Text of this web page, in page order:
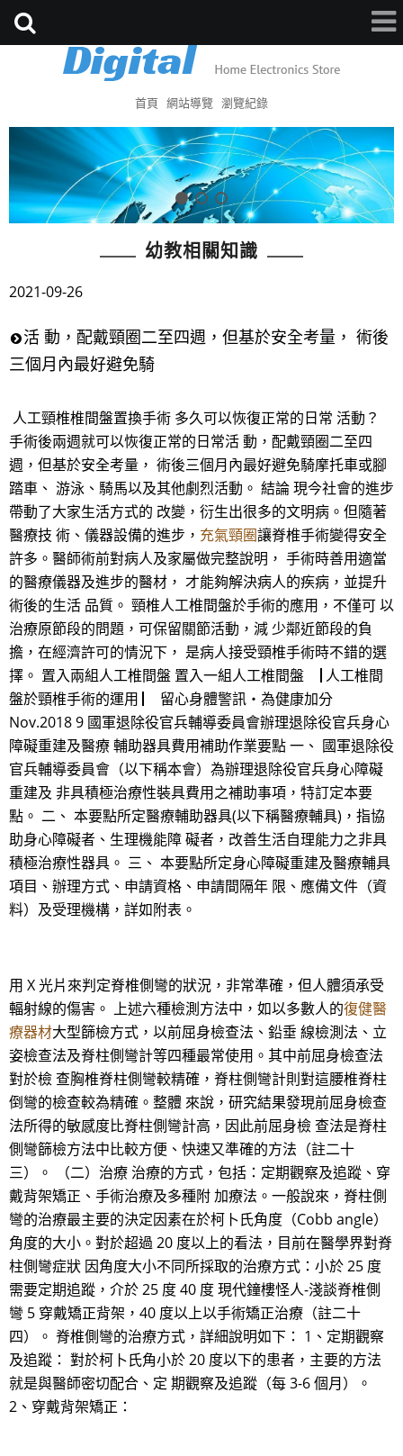
首頁 網站導覽 瀏覽紀錄
幼教相關知識
2021-09-26
活 動，配戴頸圈二至四週，但基於安全考量， 術後
三個月內最好避免騎
人工頸椎椎間盤置換手術 多久可以恢復正常的日常 活動？
手術後兩週就可以恢復正常的日常活 動，配戴頸圈二至四
週，但基於安全考量， 術後三個月內最好避免騎摩托車或腳
踏車、 游泳、騎馬以及其他劇烈活動。 結論 現今社會的進步
帶動了大家生活方式的 改變，衍生出很多的文明病。但隨著
醫療技 術、儀器設備的進步， 充氣頸圈讓脊椎手術變得安全
許多。醫師術前對病人及家屬做完整說明， 手術時善用適當
的醫療儀器及進步的醫材， 才能夠解決病人的疾病，並提升
術後的生活 品質。 頸椎人工椎間盤於手術的應用，不僅可 以
治療原節段的問題，可保留關節活動，減 少鄰近節段的負
擔，在經濟許可的情況下， 是病人接受頸椎手術時不錯的選
擇。 置入兩組人工椎間盤 置入一組人工椎間盤 ▕ 人工椎間
盤於頸椎手術的運用 ▏ 留心身體警訊‧為健康加分
Nov.2018 9 國軍退除役官兵輔導委員會辦理退除役官兵身心
障礙重建及醫療 輔助器具費用補助作業要點 一、 國軍退除役
官兵輔導委員會（以下稱本會）為辦理退除役官兵身心障礙
重建及 非具積極治療性裝具費用之補助事項，特訂定本要
點。 二、 本要點所定醫療輔助器具(以下稱醫療輔具)，指協
助身心障礙者、生理機能障 礙者，改善生活自理能力之非具
積極治療性器具。 三、 本要點所定身心障礙重建及醫療輔具
項目、辦理方式、申請資格、申請間隔年 限、應備文件（資
料）及受理機構，詳如附表。
用 X 光片來判定脊椎側彎的狀況，非常準確，但人體須承受
輻射線的傷害。 上述六種檢測方法中，如以多數人的復健醫
療器材大型篩檢方式，以前屈身檢查法、鉛垂 線檢測法、立
姿檢查法及脊柱側彎計等四種最常使用。其中前屈身檢查法
對於檢 查胸椎脊柱側彎較精確，脊柱側彎計則對這腰椎脊柱
倒彎的檢查較為精確。整體 來說，研究結果發現前屈身檢查
法所得的敏感度比脊柱側彎計高，因此前屈身檢 查法是脊柱
側彎篩檢方法中比較方便、快速又準確的方法（註二十
三）。 （二）治療 治療的方式，包括：定期觀察及追蹤、穿
戴背架矯正、手術治療及多種附 加療法。一般說來，脊柱側
彎的治療最主要的決定因素在於柯卜氏角度（Cobb angle）
角度的大小。對於超過 20 度以上的看法，目前在醫學界對脊
柱側彎症狀 因角度大小不同所採取的治療方式：小於 25 度
需要定期追蹤，介於 25 度 40 度 現代鐘樓怪人-淺談脊椎側
彎 5 穿戴矯正背架，40 度以上以手術矯正治療（註二十
四）。 脊椎側彎的治療方式，詳細說明如下： 1、定期觀察
及追蹤： 對於柯卜氏角小於 20 度以下的患者，主要的方法
就是與醫師密切配合、定 期觀察及追蹤（每 3-6 個月）。
2、穿戴背架矯正：